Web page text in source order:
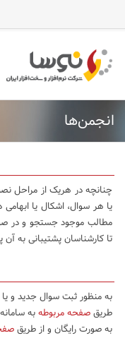
انجمن‌ها
چنانچه در هریک از مراحل
یا هر سوال، اشکال یا ابهامی
مطالب موجود جستجو و در
تا کارشناسان پشتیبانی به
به منظور ثبت سوال جدید و
طریقصفحه مربوطهبه سامانه
به صورت رایگان و از طریق